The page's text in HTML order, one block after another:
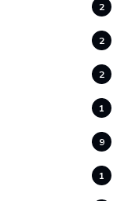
2
2
2
1
9
1